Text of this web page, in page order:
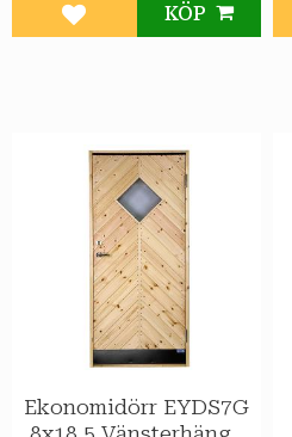
Lägg till i favoriter
KÖP
Ekonomidörr EYDS7G